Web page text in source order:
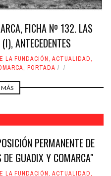
FICHA Nº 132. LAS
ANTECEDENTES
LA FUNDACIÓN, ACTUALIDAD,
, PORTADA
MÁS
PERMANENTE DE
GUADIX Y COMARCA"
LA FUNDACIÓN, ACTUALIDAD,